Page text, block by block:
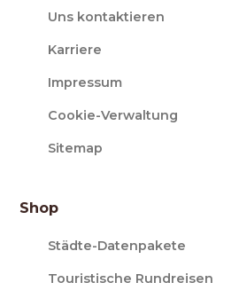
Uns kontaktieren
Karriere
Impressum
Cookie-Verwaltung
Sitemap
Shop
Städte-Datenpakete
Touristische Rundreisen